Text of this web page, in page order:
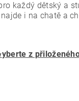
každý dětský a
i na chatě a
yberte z